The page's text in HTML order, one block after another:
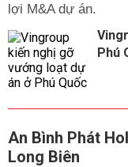
lợi M&A dự án.
Phú
An Bình Phát
Long Biên